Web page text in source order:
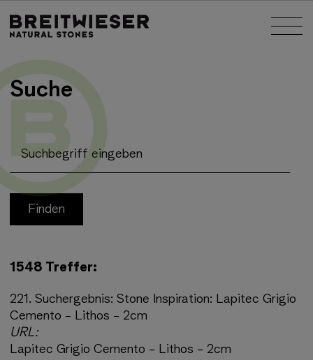
Springe zu:
Suche
Suchbegriff eingeben
1548 Treffer:
221. Suchergebnis:Stone Inspiration: Lapitec Grigio
Cemento - Lithos - 2cm
URL:
Lapitec Grigio Cemento - Lithos - 2cm